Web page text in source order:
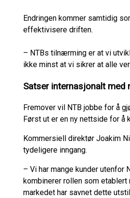
Endringen kommer samtidig
effektivisere driften.
– NTBs tilnærming er at vi
ikke minst at vi sikrer at alle
Satser internasjonalt med
Fremover vil NTB jobbe for å
Først ut er en ny nettside for å
Kommersiell direktør Joakim
tydeligere inngang.
– Vi har mange kunder utenfor
kombinerer rollen som
markedet har savnet dette